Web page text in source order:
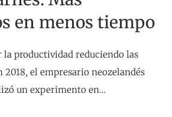
en menos tiempo
la productividad reduciendo las
2018, el empresario neozelandés
un experimento en…